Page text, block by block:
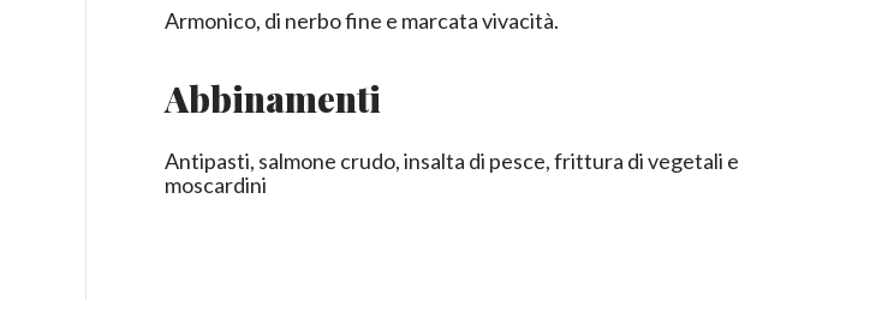
Armonico, di nerbo fine e marcata vivacità.
Abbinamenti
Antipasti, salmone crudo, insalta di pesce, frittura di vegetali e
moscardini